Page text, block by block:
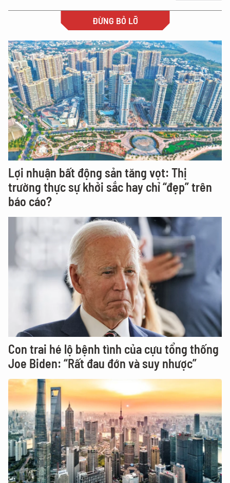
ĐỪNG BỎ LỠ
Lợi nhuận bất động sản tăng vọt: Thị
trường thực sự khởi sắc hay chỉ “đẹp” trên
báo cáo?
Con trai hé lộ bệnh tình của cựu tổng thống
Joe Biden: “Rất đau đớn và suy nhược”